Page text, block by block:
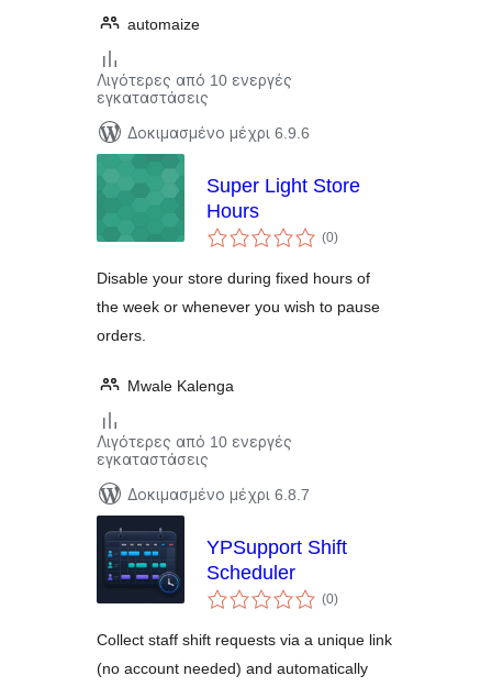
automaize
Λιγότερες από 10 ενεργές
εγκαταστάσεις
Δοκιμασμένο μέχρι 6.9.6
Super Light Store
Hours
(0αξιολογήσεις
σύνολο
)
Disable your store during fixed hours of
the week or whenever you wish to pause
orders.
Mwale Kalenga
Λιγότερες από 10 ενεργές
εγκαταστάσεις
Δοκιμασμένο μέχρι 6.8.7
YPSupport Shift
Scheduler
(0αξιολογήσεις
σύνολο
)
Collect staff shift requests via a unique link
(no account needed) and automatically